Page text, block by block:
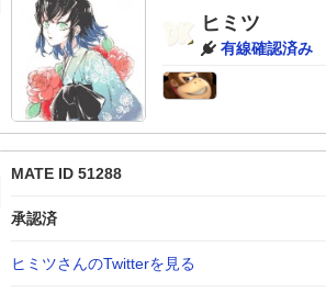
ヒミツ
有線確認済み
MATE ID 51288
承認済
ヒミツさんのTwitterを見る